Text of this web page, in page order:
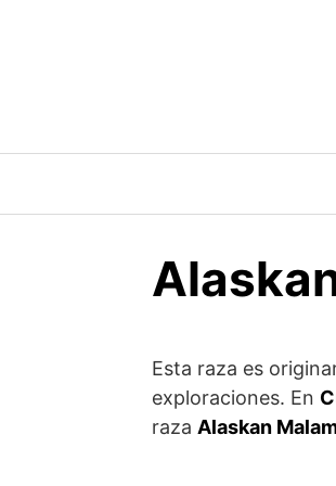
Esta raza es
exploraciones. En
raza Alaskan